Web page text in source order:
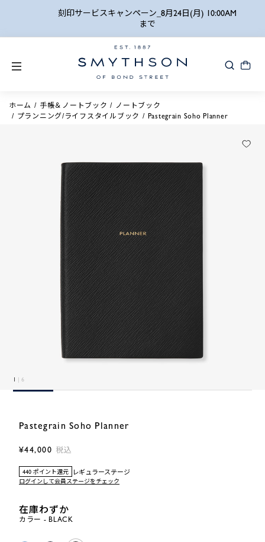
刻印サービスキャンペーン_8月24日(月) 10:00AM
まで
ホーム 手帳＆ノートブック
ノートブック
プランニング/ライフスタイルブック
Pastegrain Soho Planner
1 | 6
Pastegrain Soho Planner
¥44,000 税込
440 ポイント還元 レギュラーステージ
ログインして会員ステージをチェック
在庫わずか
カラー - BLACK